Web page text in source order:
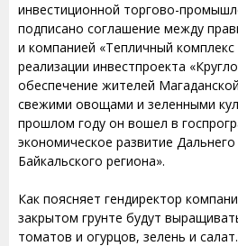
инвестиционной торгово-
подписано соглашение между
и компанией «Тепличный
реализации инвестпроекта
обеспечение жителей
свежими овощами и зеленными
прошлом году он вошел в
экономическое развитие
Байкальского региона».
Как поясняет гендиректор
закрытом грунте будут
томатов и огурцов, зелень и